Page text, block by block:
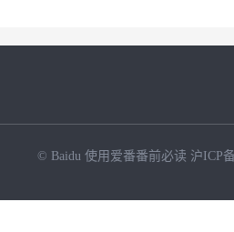
© Baidu 使用爱番番前必读 沪ICP